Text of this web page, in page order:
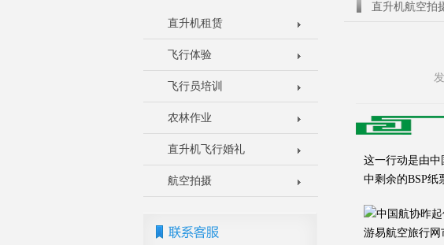
直升机租赁
飞行体验
飞行员培训
农林作业
直升机飞行婚礼
航空拍摄
直升机航空拍
这一行动是由
中剩余的BSP纸
游易航空旅行